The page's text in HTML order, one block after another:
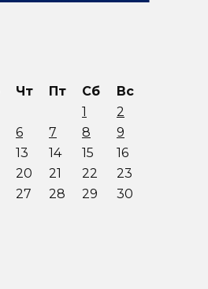
Чт Пт Сб
Вс
1
2
6 7 8
9
13 14 15
16
20 21 22
23
27 28 29
30